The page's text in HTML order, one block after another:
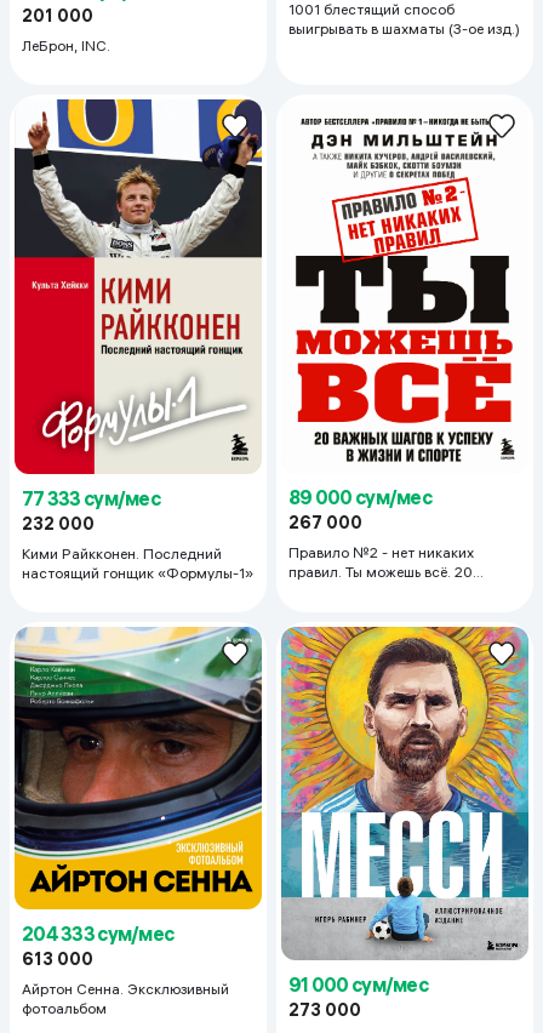
201 000
ЛеБрон, INC.
1001 блестящий способ
выигрывать в шахматы (3-ое изд.)
77 333 сум/мес
232 000
Кими Райкконен. Последний
настоящий гонщик «Формулы-1»
89 000 сум/мес
267 000
Правило №2 - нет никаких
правил. Ты можешь всё. 20
204 333 сум/мес
613 000
Айртон Сенна. Эксклюзивный
фотоальбом
91 000 сум/мес
273 000